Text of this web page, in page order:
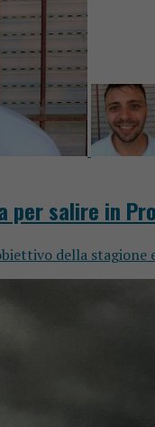
per salire in
della stagione